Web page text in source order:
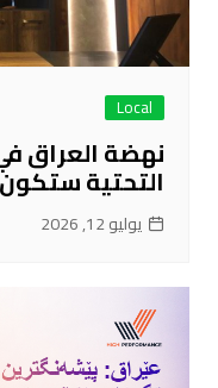
Local
نهضة العراق
التحتية
يوليو 12, 2026